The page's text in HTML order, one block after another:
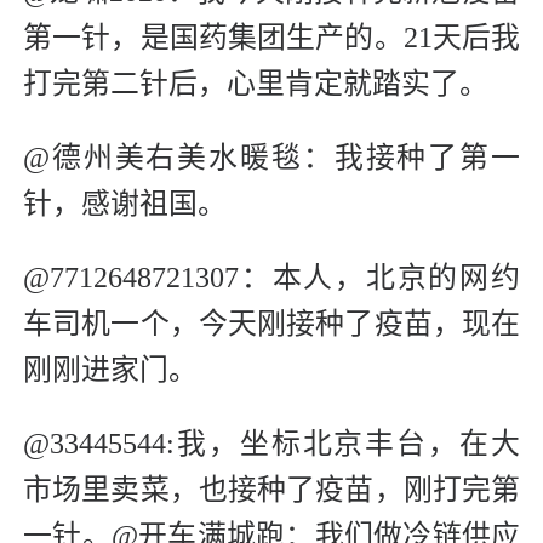
第一针，是国药集团生产的。21天后我
打完第二针后，心里肯定就踏实了。
@德州美右美水暖毯：我接种了第一
针，感谢祖国。
@7712648721307：本人，北京的网约
车司机一个，今天刚接种了疫苗，现在
刚刚进家门。
@33445544:我，坐标北京丰台，在大
市场里卖菜，也接种了疫苗，刚打完第
一针。@开车满城跑：我们做冷链供应